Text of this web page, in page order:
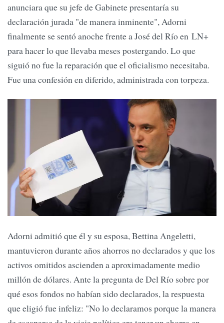
anunciara que su jefe de Gabinete presentaría su
declaración jurada "de manera inminente", Adorni
finalmente se sentó anoche frente a José del Río en LN+
para hacer lo que llevaba meses postergando. Lo que
siguió no fue la reparación que el oficialismo necesitaba.
Fue una confesión en diferido, administrada con torpeza.
Adorni admitió que él y su esposa, Bettina Angeletti,
mantuvieron durante años ahorros no declarados y que los
activos omitidos ascienden a aproximadamente medio
millón de dólares. Ante la pregunta de Del Río sobre por
qué esos fondos no habían sido declarados, la respuesta
que eligió fue infeliz: "No lo declaramos porque la manera